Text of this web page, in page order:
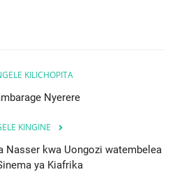
KILICHOPITA
Nyerere
KINGINE
Nasser kwa Uongozi watembelea
ya Kiafrika